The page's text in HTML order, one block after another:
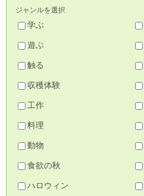
ジャンルを選択
学ぶ
遊ぶ
触る
収穫体験
工作
料理
動物
食欲の秋
ハロウィン